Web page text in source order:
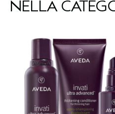
NELLA